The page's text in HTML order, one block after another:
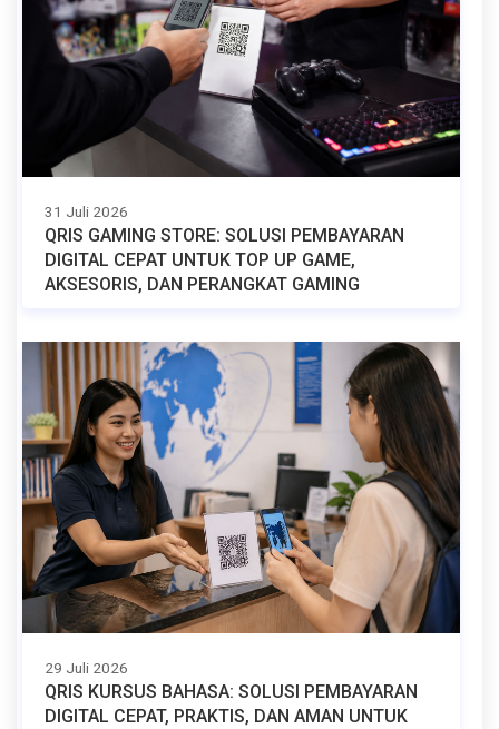
31 Juli 2026
QRIS GAMING STORE: SOLUSI PEMBAYARAN
DIGITAL CEPAT UNTUK TOP UP GAME,
AKSESORIS, DAN PERANGKAT GAMING
29 Juli 2026
QRIS KURSUS BAHASA: SOLUSI PEMBAYARAN
DIGITAL CEPAT, PRAKTIS, DAN AMAN UNTUK